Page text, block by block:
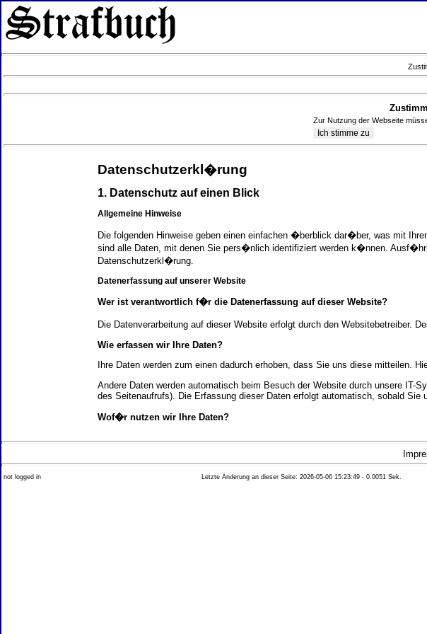
Zur Nutzung der Webseite
Datenschutzerkl�rung
1. Datenschutz auf einen Blick
Allgemeine Hinweise
Die folgenden Hinweise geben einen einfachen �berblick dar�ber, was mit
sind alle Daten, mit denen Sie pers�nlich identifiziert werden k�nnen.
Datenschutzerkl�rung.
Datenerfassung auf unserer Website
Wer ist verantwortlich f�r die Datenerfassung auf dieser Website?
Die Datenverarbeitung auf dieser Website erfolgt durch den Websitebetreiber.
Wie erfassen wir Ihre Daten?
Ihre Daten werden zum einen dadurch erhoben, dass Sie uns diese mitteilen.
Andere Daten werden automatisch beim Besuch der Website durch unsere
des Seitenaufrufs). Die Erfassung dieser Daten erfolgt automatisch, sobald Sie
Wof�r nutzen wir Ihre Daten?
Ein Teil der Daten wird erhoben, um eine fehlerfreie Bereitstellung der
Welche Rechte haben Sie bez�glich Ihrer Daten?
Sie haben jederzeit das Recht unentgeltlich Auskunft �ber Herkunft,
not logged in Letzte Änderung an dieser Seite: 2026-05-06 15:23:49 - 0.0051 Sek.